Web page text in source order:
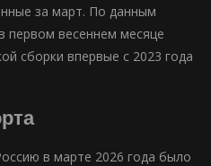
за март. По данным
первом весеннем месяце
сборки впервые с 2023 года
в марте 2026 года было